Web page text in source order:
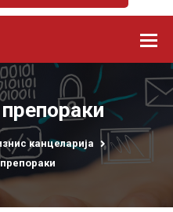
канцеларија